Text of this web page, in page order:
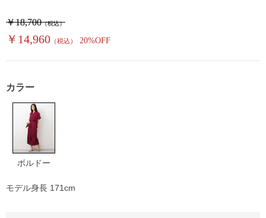
￥18,700（税込）
￥14,960 （税込） 20%OFF
カラー
ボルドー
モデル身長 171cm